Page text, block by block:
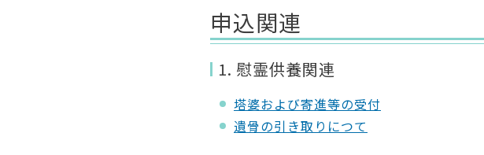
申込関連
1. 慰霊供養関連
塔婆および寄進等の受付
遺骨の引き取りにつて